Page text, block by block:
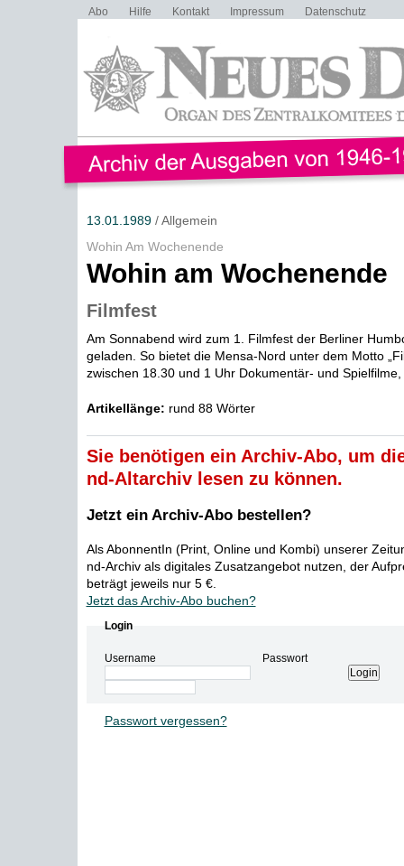
Abo Hilfe Kontakt Impressum Datenschutz
13.01.1989/ Allgemein
Wohin Am Wochenende
Wohin am Wochenende
Filmfest
Am Sonnabend wird zum 1. Filmfest der Berliner
geladen. So bietet die Mensa-Nord unter dem Motto
zwischen 18.30 und 1 Uhr Dokumentär- und
Artikellänge: rund 88 Wörter
Sie benötigen ein Archiv-Abo, um
nd-Altarchiv lesen zu können.
Jetzt ein Archiv-Abo bestellen?
Als AbonnentIn (Print, Online und Kombi) unserer
nd-Archiv als digitales Zusatzangebot nutzen, der
beträgt jeweils nur 5 €.
Jetzt das Archiv-Abo buchen?
Login
Username Passwort
Passwort vergessen?